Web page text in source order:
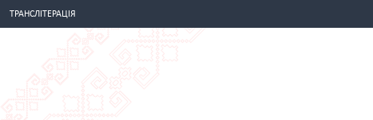
ТРАНСЛІТЕРАЦІЯ